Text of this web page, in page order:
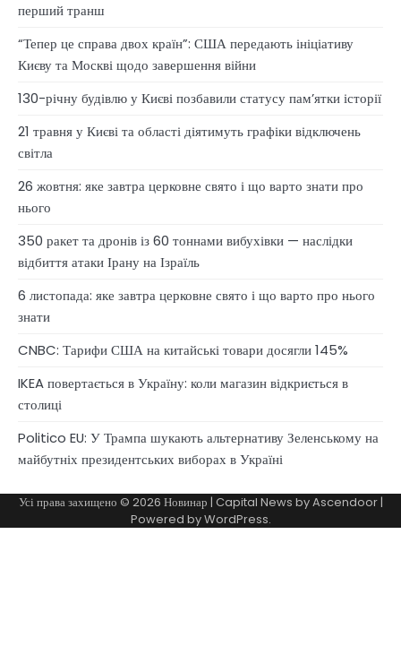
перший транш
“Тепер це справа двох країн”: США передають ініціативу
Києву та Москві щодо завершення війни
130-річну будівлю у Києві позбавили статусу памʼятки історії
21 травня у Києві та області діятимуть графіки відключень
світла
26 жовтня: яке завтра церковне свято і що варто знати про
нього
350 ракет та дронів із 60 тоннами вибухівки — наслідки
відбиття атаки Ірану на Ізраїль
6 листопада: яке завтра церковне свято і що варто про нього
знати
CNBC: Тарифи США на китайські товари досягли 145%
IKEA повертається в Україну: коли магазин відкриється в
столиці
Politico EU: У Трампа шукають альтернативу Зеленському на
майбутніх президентських виборах в Україні
Усі права захищено © 2026 Новинар | Capital News byAscendoor|
Powered byWordPress.